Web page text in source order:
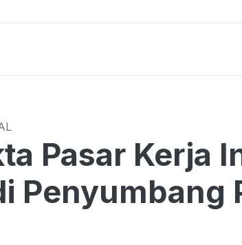
Pasar Kerja
Penyumbang